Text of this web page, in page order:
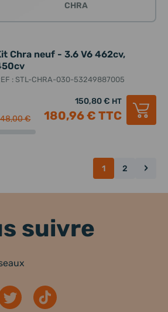
CHRA
Chra neuf - 3.6 V6 462cv,
: STL-CHRA-030-53249887005
€
150,80 € HT
180,96 € TTC
1 2 ›
suivre